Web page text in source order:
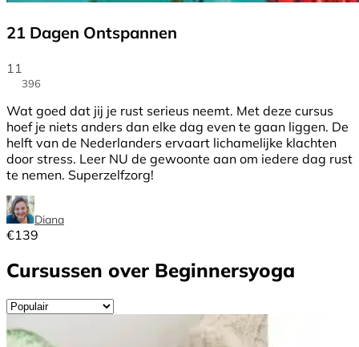
21 Dagen Ontspannen
11
396
Wat goed dat jij je rust serieus neemt. Met deze cursus
hoef je niets anders dan elke dag even te gaan liggen. De
helft van de Nederlanders ervaart lichamelijke klachten
door stress. Leer NU de gewoonte aan om iedere dag rust
te nemen. Superzelfzorg!
Diana
€139
Cursussen over Beginnersyoga